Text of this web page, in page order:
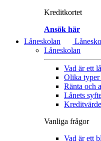
Kreditkortet
Ansök här
Låneskolan
Låneskolan
Vad är ett
Olika typer
Ränta och
Lånets
Vanliga frågor
Vad är ett